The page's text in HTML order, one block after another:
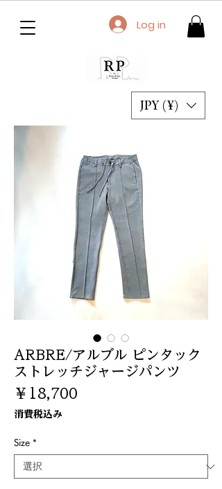
JPY (¥)
Log in
ARBRE/アルブル ピンタック
ストレッチジャージパンツ
￥18,700
消費税込み
Size *